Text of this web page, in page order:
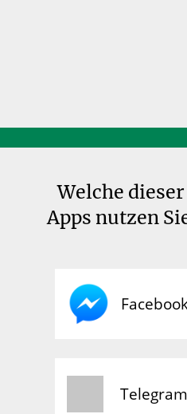
Welche
Apps nutzen
Telegram